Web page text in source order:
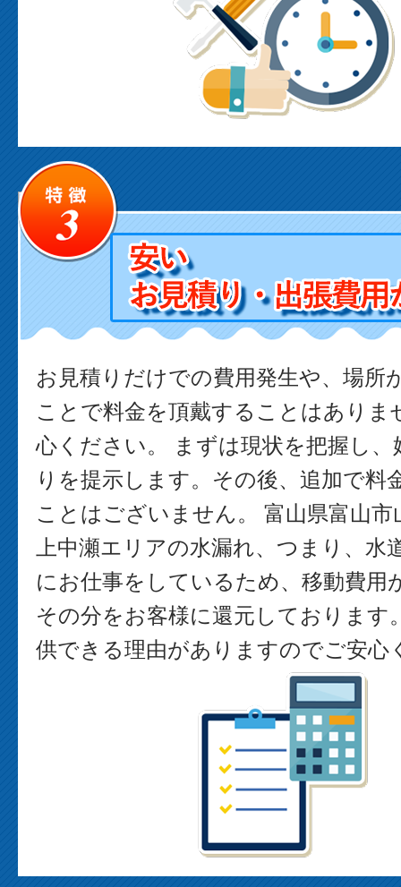
お見積りだけでの費用発生や、場所
ことで料金を頂戴することはありま
心ください。 まずは現状を把握し
りを提示します。その後、追加で料
ことはございません。 富山県富山市
上中瀬エリアの水漏れ、つまり、水
にお仕事をしているため、移動費用
その分をお客様に還元しております
供できる理由がありますのでご安心